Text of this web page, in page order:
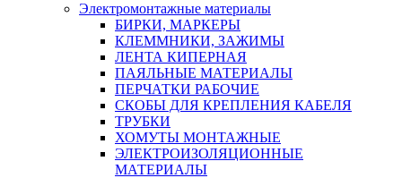
Электромонтажные материалы
БИРКИ, МАРКЕРЫ
КЛЕММНИКИ, ЗАЖИМЫ
ЛЕНТА КИПЕРНАЯ
ПАЯЛЬНЫЕ МАТЕРИАЛЫ
ПЕРЧАТКИ РАБОЧИЕ
СКОБЫ ДЛЯ КРЕПЛЕНИЯ КАБЕЛЯ
ТРУБКИ
ХОМУТЫ МОНТАЖНЫЕ
ЭЛЕКТРОИЗОЛЯЦИОННЫЕ
МАТЕРИАЛЫ